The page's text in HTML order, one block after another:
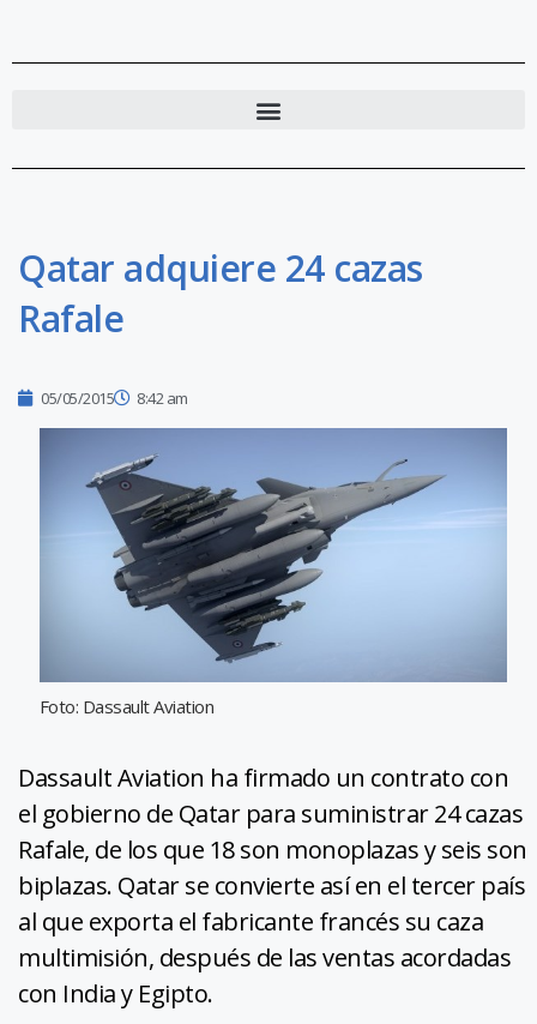
Qatar adquiere 24 cazas
Rafale
05/05/2015 8:42 am
Foto: Dassault Aviation
Dassault Aviation ha firmado un contrato con
el gobierno de Qatar para suministrar 24 cazas
Rafale, de los que 18 son monoplazas y seis son
biplazas. Qatar se convierte así en el tercer país
al que exporta el fabricante francés su caza
multimisión, después de las ventas acordadas
con India y Egipto.